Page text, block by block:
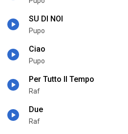
SU DI NOI
Pupo
Ciao
Pupo
Per Tutto Il Tempo
Raf
Due
Raf